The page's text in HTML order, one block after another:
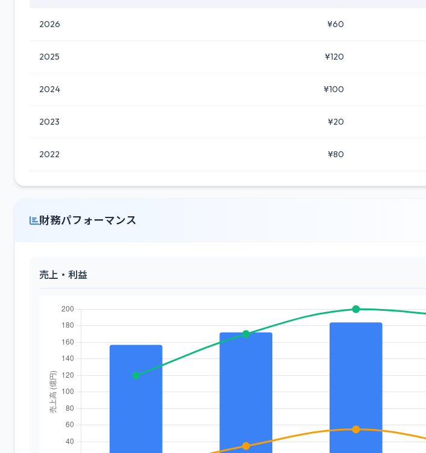
2026 ¥60
2025 ¥120
2024 ¥100
2023 ¥20
2022 ¥80
財務パフォーマンス
売上・利益